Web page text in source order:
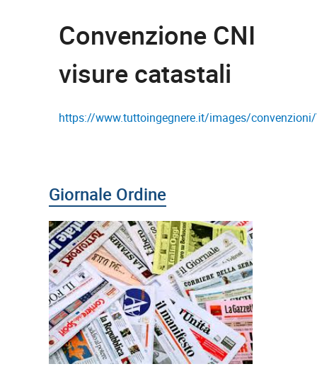
Convenzione CNI
visure catastali
https://www.tuttoingegnere.it/images/